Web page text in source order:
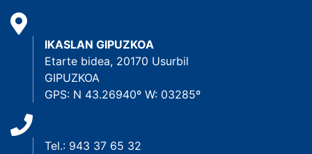
IKASLAN GIPUZKOA
Etarte bidea, 20170 Usurbil
GIPUZKOA
GPS: N 43.26940º W: 03285º
Tel.: 943 37 65 32